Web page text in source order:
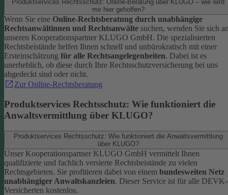
Produktservices Rechtsschutz: Online-Beratung über KLUGO – wie wird
mir hier geholfen?
Wenn Sie eine Online-Rechtsberatung durch unabhängige
Rechtsanwältinnen und Rechtsanwälte suchen, wenden Sie sich
unseren Kooperationspartner KLUGO GmbH. Die spezialisierten
Rechtsbeistände helfen Ihnen schnell und unbürokratisch mit einer
Ersteinschätzung für alle Rechtsangelegenheiten. Dabei ist es
unerheblich, ob diese durch Ihre Rechtsschutzversicherung bei uns
abgedeckt sind oder nicht.
Zur Online-Rechtsberatung
Produktservices Rechtsschutz: Wie funktioniert die
Anwaltsvermittlung über KLUGO?
Produktservices Rechtsschutz: Wie funktioniert die Anwaltsvermittlung
über KLUGO?
Unser Kooperationspartner KLUGO GmbH vermittelt Ihnen
qualifizierte und fachlich versierte Rechtsbeistände zu vielen
Rechtsgebieten. Sie profitieren dabei von einem bundesweiten Netz
unabhängiger Anwaltskanzleien. Dieser Service ist für alle DEVK-
Versicherten kostenlos.